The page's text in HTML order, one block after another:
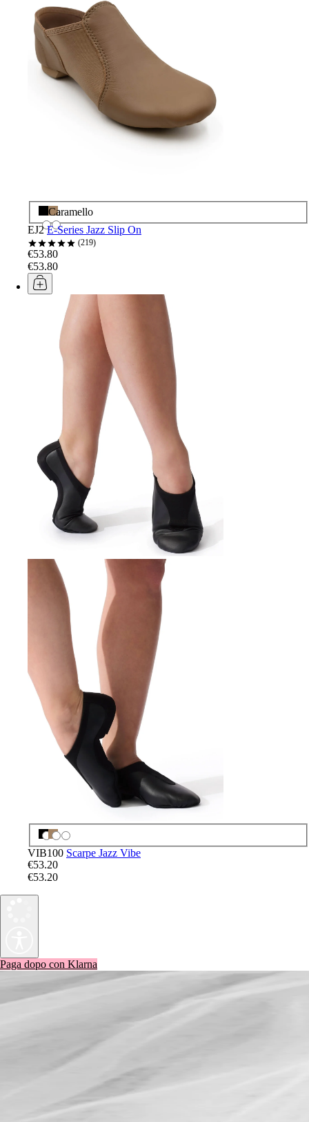
Nero
Caramello
EJ2 E-Series Jazz Slip On
219
€53.80
€53.80
VIB100 Scarpe Jazz Vibe
€53.20
€53.20
Paga dopo con Klarna